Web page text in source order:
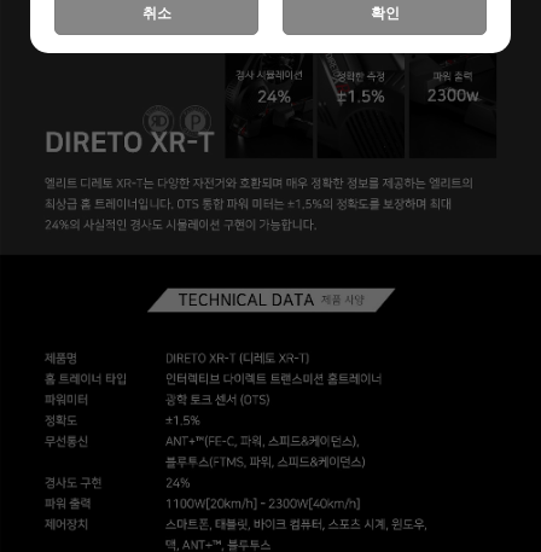
취소 확인